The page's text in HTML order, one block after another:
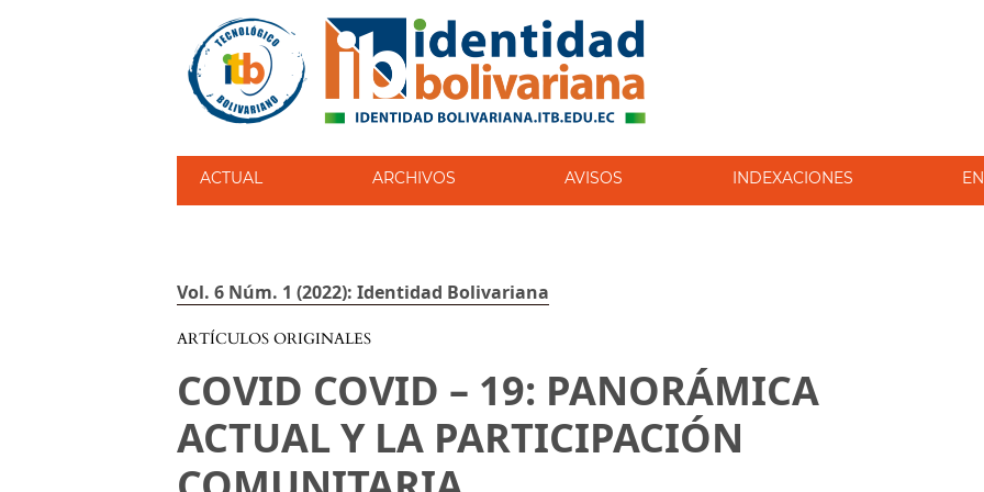
ACTUAL ARCHIVOS AVISOS INDEXACIONES
Vol. 6 Núm. 1 (2022): Identidad Bolivariana
ARTÍCULOS ORIGINALES
COVID COVID – 19: PANORÁMICA
ACTUAL Y LA PARTICIPACIÓN